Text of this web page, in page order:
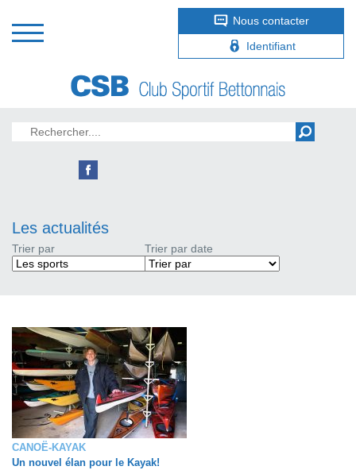
Nous contacter
Identifiant
Les actualités
Trier par Trier par date
CANOË-KAYAK
Un nouvel élan pour le Kayak!